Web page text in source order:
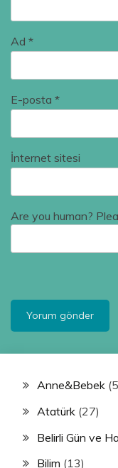
Ad *
E-posta *
İnternet sitesi
Are you human?
Anne&Bebek
Atatürk (27)
Belirli Gün ve
Bilim (13)